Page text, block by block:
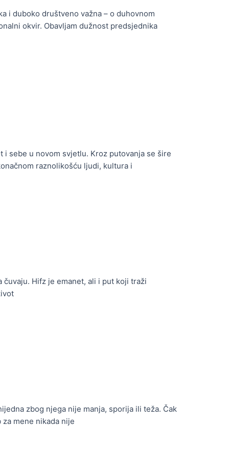
i duboko društveno važna – o duhovnom
okvir. Obavljam dužnost predsjednika
sebe u novom svjetlu. Kroz putovanja se šire
raznolikošću ljudi, kultura i
čuvaju. Hifz je emanet, ali i put koji traži
zbog njega nije manja, sporija ili teža. Čak
mene nikada nije